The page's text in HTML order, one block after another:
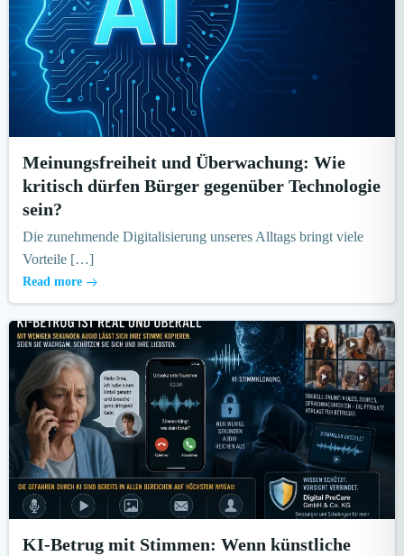
Meinungsfreiheit und Überwachung: Wie
kritisch dürfen Bürger gegenüber Technologie
sein?
Die zunehmende Digitalisierung unseres Alltags bringt viele
Vorteile […]
Read more
KI-Betrug mit Stimmen: Wenn künstliche